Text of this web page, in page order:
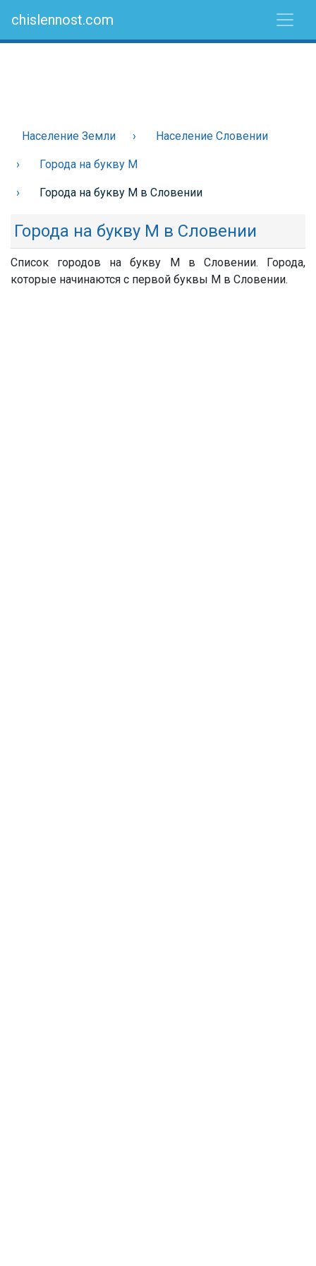
chislennost.com
Население Земли Население Словении
Города на букву М
Города на букву М в Словении
Города на букву М в Словении
Список городов на букву М в Словении. Города,
которые начинаются с первой буквы М в Словении.